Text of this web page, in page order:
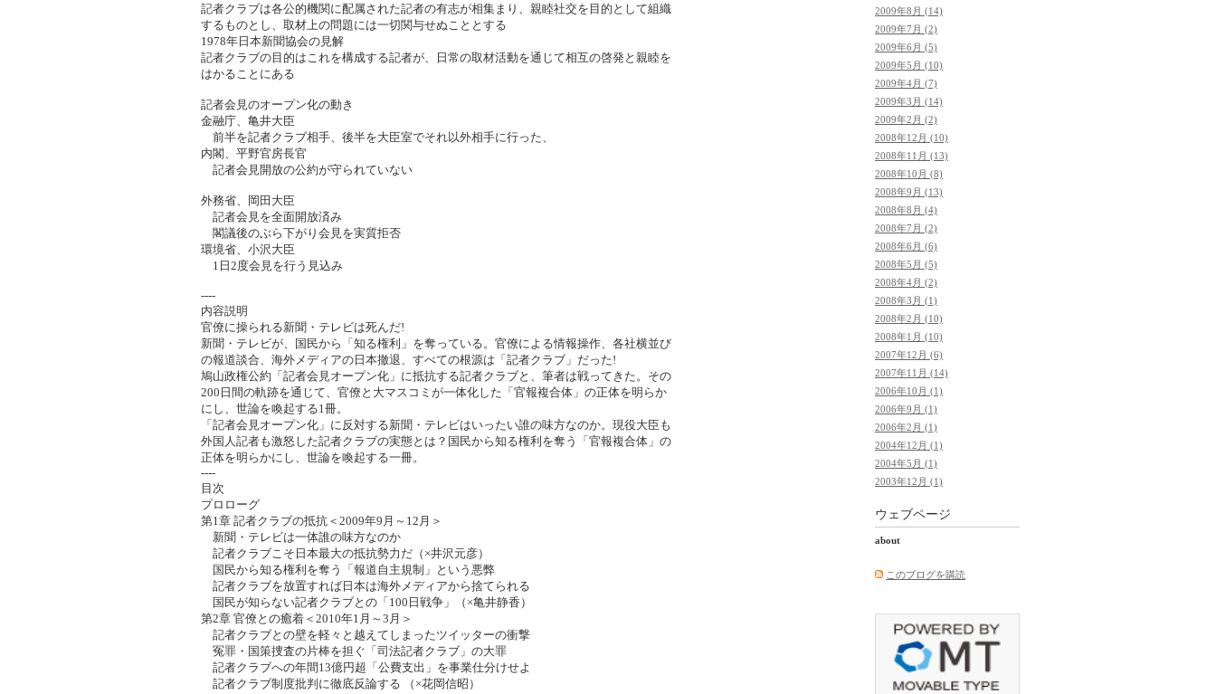
記者クラブは各公的機関に配属された記者の有志が相集まり、親睦社交を目的として組織
するものとし、取材上の問題には一切関与せぬこととする
1978年日本新聞協会の見解
記者クラブの目的はこれを構成する記者が、日常の取材活動を通じて相互の啓発と親睦を
はかることにある
記者会見のオープン化の動き
金融庁、亀井大臣
前半を記者クラブ相手、後半を大臣室でそれ以外相手に行った、
内閣、平野官房長官
記者会見開放の公約が守られていない
外務省、岡田大臣
記者会見を全面開放済み
閣議後のぶら下がり会見を実質拒否
環境省、小沢大臣
1日2度会見を行う見込み
----
内容説明
官僚に操られる新聞・テレビは死んだ!
新聞・テレビが、国民から「知る権利」を奪っている。官僚による情報操作、各社横並び
の報道談合、海外メディアの日本撤退、すべての根源は「記者クラブ」だった!
鳩山政権公約「記者会見オープン化」に抵抗する記者クラブと、筆者は戦ってきた。その
200日間の軌跡を通じて、官僚と大マスコミが一体化した「官報複合体」の正体を明らか
にし、世論を喚起する1冊。
「記者会見オープン化」に反対する新聞・テレビはいったい誰の味方なのか。現役大臣も
外国人記者も激怒した記者クラブの実態とは？国民から知る権利を奪う「官報複合体」の
正体を明らかにし、世論を喚起する一冊。
----
目次
プロローグ
第1章 記者クラブの抵抗＜2009年9月～12月＞
新聞・テレビは一体誰の味方なのか
記者クラブこそ日本最大の抵抗勢力だ（×井沢元彦）
国民から知る権利を奪う「報道自主規制」という悪弊
記者クラブを放置すれば日本は海外メディアから捨てられる
国民が知らない記者クラブとの「100日戦争」（×亀井静香）
第2章 官僚との癒着＜2010年1月～3月＞
記者クラブとの壁を軽々と越えてしまったツイッターの衝撃
冤罪・国策捜査の片棒を担ぐ「司法記者クラブ」の大罪
記者クラブへの年間13億円超「公費支出」を事業仕分けせよ
記者クラブ制度批判に徹底反論する （×花岡信昭）
2009年8月 (14)
2009年7月 (2)
2009年6月 (5)
2009年5月 (10)
2009年4月 (7)
2009年3月 (14)
2009年2月 (2)
2008年12月 (10)
2008年11月 (13)
2008年10月 (8)
2008年9月 (13)
2008年8月 (4)
2008年7月 (2)
2008年6月 (6)
2008年5月 (5)
2008年4月 (2)
2008年3月 (1)
2008年2月 (10)
2008年1月 (10)
2007年12月 (6)
2007年11月 (14)
2006年10月 (1)
2006年9月 (1)
2006年2月 (1)
2004年12月 (1)
2004年5月 (1)
2003年12月 (1)
ウェブページ
about
このブログを購読